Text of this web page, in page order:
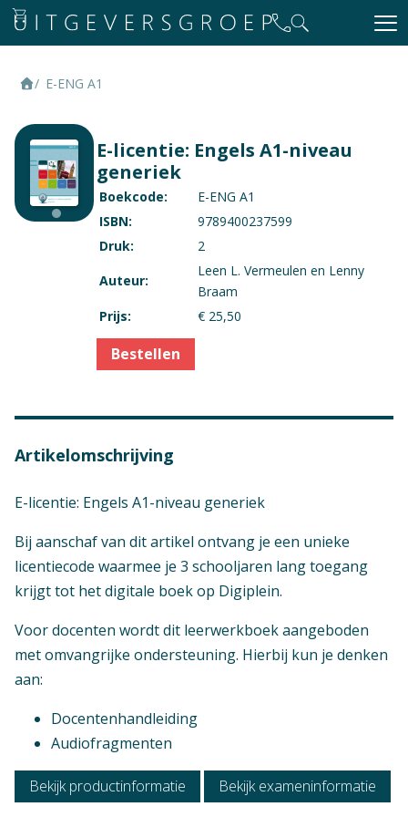
Context
Vak
Engels
Opleiding / Kwalificatiedossier
Havo-vwo - Algemeen - HAVO
Havo-vwo - Algemeen - VWO
Mbo - Toerisme en hospitality - Frontoffice
Mbo - Toerisme en hospitality - Travel, leisure,
hospitality (TLH)
Mbo - Horeca en facility - Bediening
Mbo - Horeca en facility - Horeca-assistent
2021)
cohort 2022)
Mbo - Zorg en welzijn - Sport- en
bewegingsbegeleider
Mbo - Zorg en welzijn - Sport en bewegen
Mbo - Toerisme en hospitality -
Dienstverlening in de Luchtvaart (LVD)
dienstverlening
Mbo - Handel en economie - Logistiek (t m KD
Mbo - Handel en economie - Ondersteunende
administratieve beroepen (t m KD 2021)
E-ENG A1
E-licentie: Engels A1-niveau
generiek
Boekcode:
E-ENG A1
ISBN:
9789400237599
Druk:
2
Auteur:
Leen L. Vermeulen en Lenny
Braam
Prijs:
€ 25,50
Bestellen
Artikelomschrijving
E-licentie: Engels A1-niveau generiek
Bij aanschaf van dit artikel ontvang je een unieke
licentiecode waarmee je 3 schooljaren lang toegang
krijgt tot het digitale boek op Digiplein.
Voor docenten wordt dit leerwerkboek aangeboden
met omvangrijke ondersteuning. Hierbij kun je denken
aan:
Docentenhandleiding
Audiofragmenten
Bekijk productinformatie Bekijk exameninformatie